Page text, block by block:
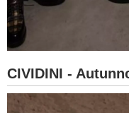
CIVIDINI -